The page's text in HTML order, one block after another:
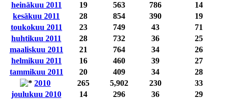
heinäkuu 2011
19 563 786
14
kesäkuu 2011
28 854 390
19
toukokuu 2011
23 749 43
71
huhtikuu 2011
28 732 36
25
maaliskuu 2011
21 764 34
26
helmikuu 2011
16 460 39
27
tammikuu 2011
20 409 34
28
2010
265 5,902 230
33
joulukuu 2010
14 296 36
29